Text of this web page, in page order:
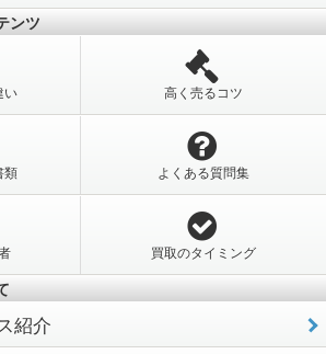
ンツ
い 高く売るコツ
類 よくある質問集
買取のタイミング
紹介